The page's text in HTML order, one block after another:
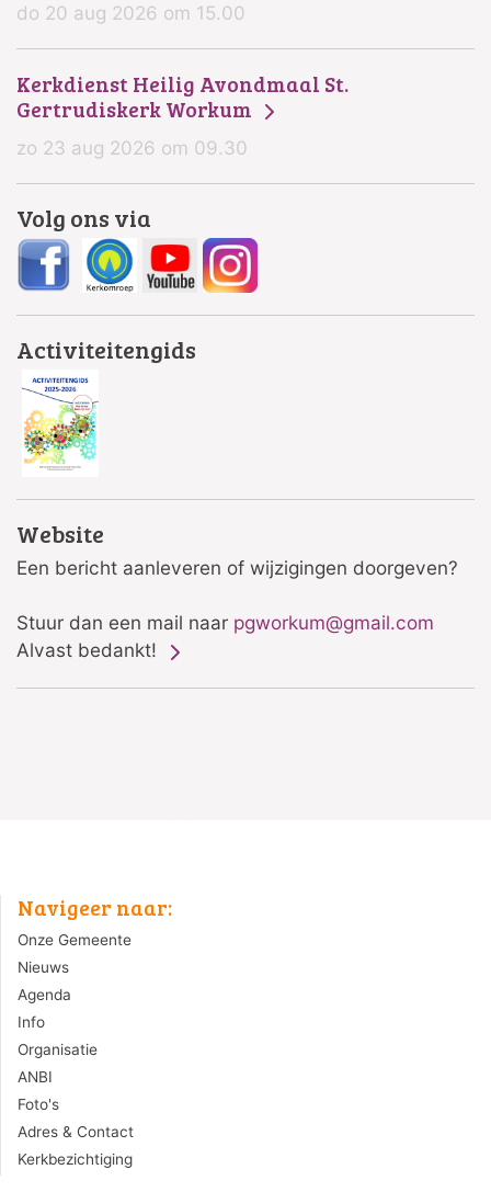
do 20 aug 2026 om 15.00
Kerkdienst Heilig Avondmaal St.
Gertrudiskerk Workum
zo 23 aug 2026 om 09.30
Volg ons via
Activiteitengids
Website
Een bericht aanleveren of wijzigingen doorgeven?
Stuur dan een mail naar pgworkum@gmail.com
Alvast bedankt!
Navigeer naar:
Onze Gemeente
Nieuws
Agenda
Info
Organisatie
ANBI
Foto's
Adres & Contact
Kerkbezichtiging